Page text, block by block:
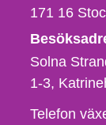
171 16
Solna
1-3
Telefon,
Telefon